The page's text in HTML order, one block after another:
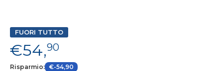
FUORI TUTTO
€54,90
Risparmio: €-54,90